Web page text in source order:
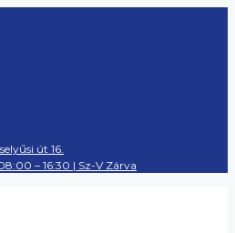
út 16.
– 16:30 | Sz-V Zárva